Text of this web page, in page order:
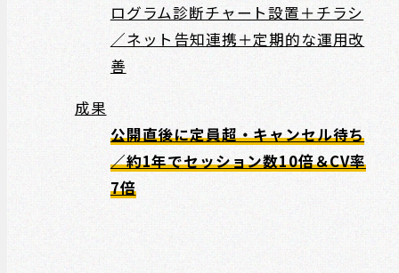
ログラム診断チャート設置＋チラシ
／ネット告知連携＋定期的な運用改
善
成果
公開直後に定員超・キャンセル待ち
／約1年でセッション数10倍＆CV率
7倍